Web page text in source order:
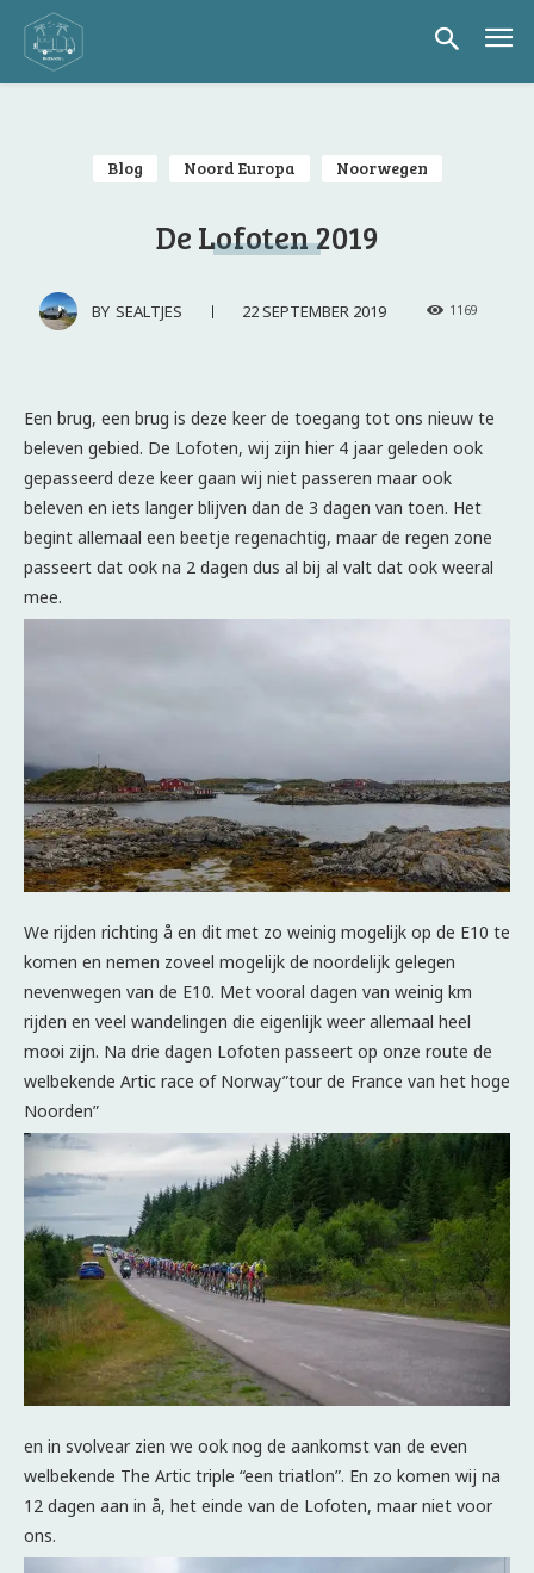
Blog Noord Europa Noorwegen
De Lofoten 2019
BY SEALTJES 22 SEPTEMBER 2019 1169
Een brug, een brug is deze keer de toegang tot ons nieuw te
beleven gebied. De Lofoten, wij zijn hier 4 jaar geleden ook
gepasseerd deze keer gaan wij niet passeren maar ook
beleven en iets langer blijven dan de 3 dagen van toen. Het
begint allemaal een beetje regenachtig, maar de regen zone
passeert dat ook na 2 dagen dus al bij al valt dat ook weeral
mee.
We rijden richting å en dit met zo weinig mogelijk op de E10 te
komen en nemen zoveel mogelijk de noordelijk gelegen
nevenwegen van de E10. Met vooral dagen van weinig km
rijden en veel wandelingen die eigenlijk weer allemaal heel
mooi zijn. Na drie dagen Lofoten passeert op onze route de
welbekende Artic race of Norway”tour de France van het hoge
Noorden”
en in svolvear zien we ook nog de aankomst van de even
welbekende The Artic triple “een triatlon”. En zo komen wij na
12 dagen aan in å, het einde van de Lofoten, maar niet voor
ons.